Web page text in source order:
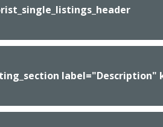
label="Description"